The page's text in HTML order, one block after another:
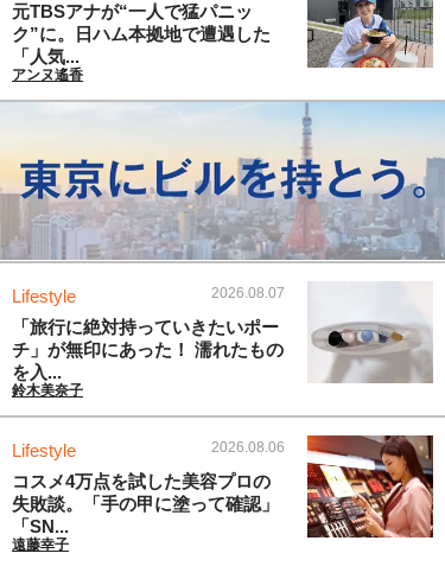
元TBSアナが“一人で猛パニッ
ク”に。日ハム本拠地で遭遇した
「人気...
アンヌ遙香
Lifestyle 2026.08.07
「旅行に絶対持っていきたいポー
チ」が無印にあった！ 濡れたもの
を入...
鈴木美奈子
Lifestyle 2026.08.06
コスメ4万点を試した美容プロの
失敗談。「手の甲に塗って確認」
「SN...
遠藤幸子